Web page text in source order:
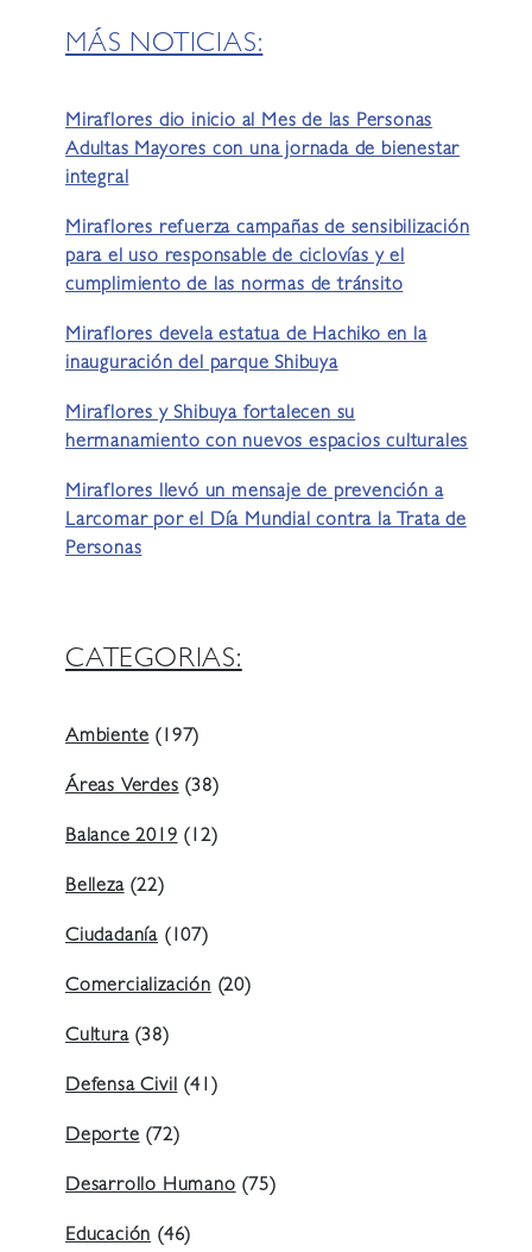
MÁS NOTICIAS:
Miraflores dio inicio al Mes de las Personas
Adultas Mayores con una jornada de bienestar
integral
Miraflores refuerza campañas de sensibilización
para el uso responsable de ciclovías y el
cumplimiento de las normas de tránsito
Miraflores devela estatua de Hachiko en la
inauguración del parque Shibuya
Miraflores y Shibuya fortalecen su
hermanamiento con nuevos espacios culturales
Miraflores llevó un mensaje de prevención a
Larcomar por el Día Mundial contra la Trata de
Personas
CATEGORIAS:
Ambiente(197)
Áreas Verdes(38)
Balance 2019(12)
Belleza(22)
Ciudadanía (107)
Comercialización(20)
Cultura(38)
Defensa Civil(41)
Deporte(72)
Desarrollo Humano(75)
Educación(46)